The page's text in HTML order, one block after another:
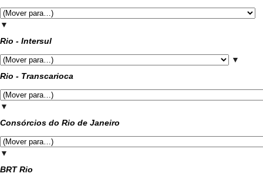
▼
Rio - Intersul
▼
Rio - Transcarioca
▼
Consórcios do Rio de Janeiro
▼
BRT Rio